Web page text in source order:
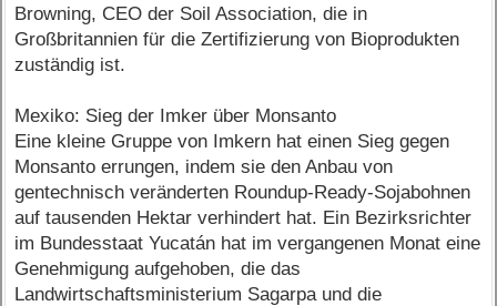
Browning, CEO der Soil Association, die in
Großbritannien für die Zertifizierung von Bioprodukten
zuständig ist.
Mexiko: Sieg der Imker über Monsanto
Eine kleine Gruppe von Imkern hat einen Sieg gegen
Monsanto errungen, indem sie den Anbau von
gentechnisch veränderten Roundup-Ready-Sojabohnen
auf tausenden Hektar verhindert hat. Ein Bezirksrichter
im Bundesstaat Yucatán hat im vergangenen Monat eine
Genehmigung aufgehoben, die das
Landwirtschaftsministerium Sagarpa und die